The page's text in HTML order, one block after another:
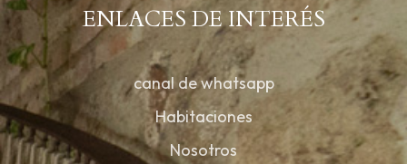
ENLACES DE INTERÉS
canal de whatsapp
Habitaciones
Nosotros